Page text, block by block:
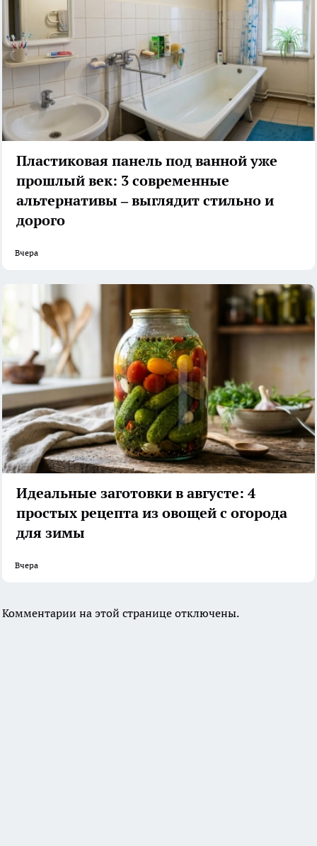
Пластиковая панель под ванной уже
прошлый век: 3 современные
альтернативы – выглядит стильно и
дорого
Вчера
Идеальные заготовки в августе: 4
простых рецепта из овощей с огорода
для зимы
Вчера
Комментарии на этой странице отключены.